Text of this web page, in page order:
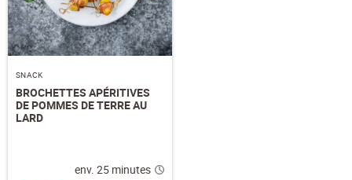
SNACK
BROCHETTES APÉRITIVES
DE POMMES DE TERRE AU
LARD
env. 25 minutes